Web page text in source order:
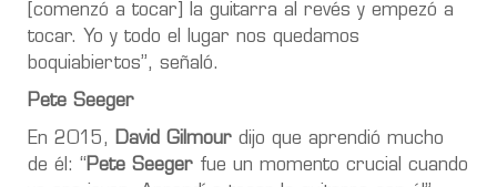
[comenzó a tocar] la guitarra al revés y empezó a
tocar. Yo y todo el lugar nos quedamos
boquiabiertos”, señaló.
Pete Seeger
En 2015, David Gilmour dijo que aprendió mucho
de él: “Pete Seeger fue un momento crucial cuando